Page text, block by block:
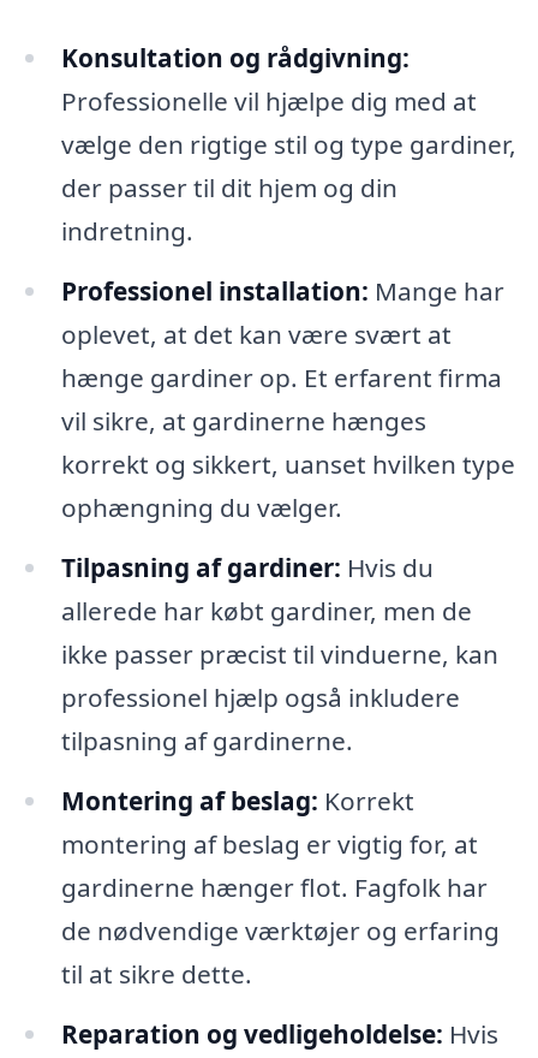
Konsultation og rådgivning:
Professionelle vil hjælpe dig med at
vælge den rigtige stil og type gardiner,
der passer til dit hjem og din
indretning.
Professionel installation: Mange har
oplevet, at det kan være svært at
hænge gardiner op. Et erfarent firma
vil sikre, at gardinerne hænges
korrekt og sikkert, uanset hvilken type
ophængning du vælger.
Tilpasning af gardiner: Hvis du
allerede har købt gardiner, men de
ikke passer præcist til vinduerne, kan
professionel hjælp også inkludere
tilpasning af gardinerne.
Montering af beslag: Korrekt
montering af beslag er vigtig for, at
gardinerne hænger flot. Fagfolk har
de nødvendige værktøjer og erfaring
til at sikre dette.
Reparation og vedligeholdelse: Hvis